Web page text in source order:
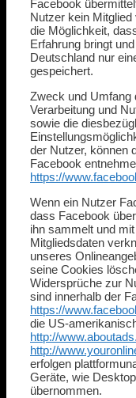
Facebook
Nutzer kein
die Möglichkeit,
Erfahrung bringt
Deutschland nur
gespeichert.
Zweck und Umfang
Verarbeitung und
sowie die
der Nutzer, können
Facebook
https://
Wenn ein Nutzer
dass Facebook
ihn sammelt und
Mitgliedsdaten
unseres
seine Cookies
Widersprüche zur
sind innerhalb der
https://
die US-
http://
http://
erfolgen
Geräte, wie
übernommen.